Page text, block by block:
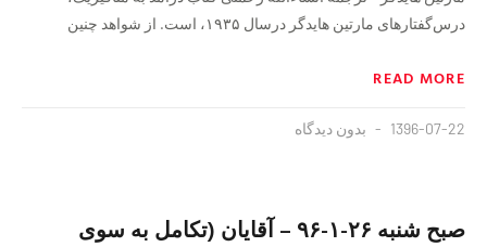
درس‌گفتارهای مارتین هایدگر درسال ۱۹۳۵، است. از شواهد چنین
READ MORE
1396-07-22 بدون دیدگاه
صبح شنبه ٢۶-١-٩۶ – آقایان (تكامل به سوی